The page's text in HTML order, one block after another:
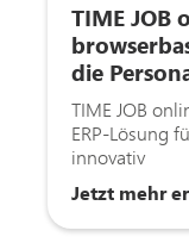
TIME JOB
die
TIME JOB
ERP-Lösung
innovativ
Jetzt mehr